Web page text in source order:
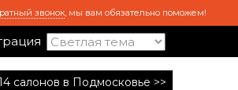
звонок, мы вам обязательно поможем!
салонов в Подмосковье >>